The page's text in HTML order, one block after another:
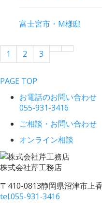
富士宮市・M様邸
1 2 3
PAGE TOP
お電話のお問い合わせ
055-931-3416
ご相談・お問い合わせ
オンライン相談
株式会社芹工務店
〒410-0813静岡県沼津市上
tel.055-931-3416